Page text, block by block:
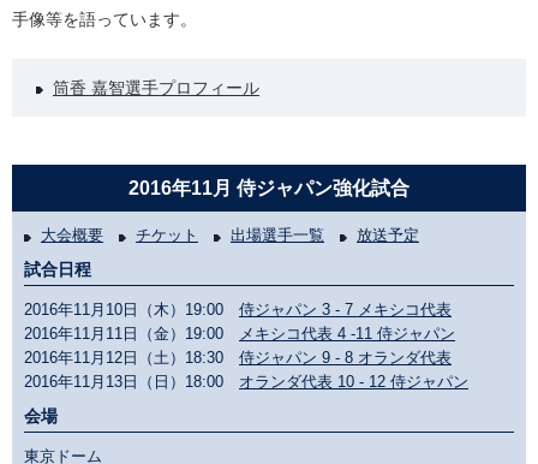
手像等を語っています。
筒香 嘉智選手プロフィール
2016年11月 侍ジャパン強化試合
大会概要 チケット 出場選手一覧 放送予定
試合日程
2016年11月10日（木）19:00 侍ジャパン 3 - 7 メキシコ代表
2016年11月11日（金）19:00
メキシコ代表 4 -11 侍ジャパン
2016年11月12日（土）18:30 侍ジャパン 9 - 8 オランダ代表
2016年11月13日（日）18:00 オランダ代表 10 - 12 侍ジャパン
会場
東京ドーム